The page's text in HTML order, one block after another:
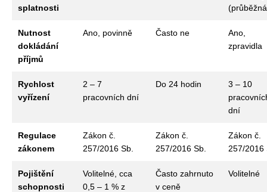
splatnosti
Nutnost
dokládání
příjmů
Ano, povinně Často ne
Ano,
zpravidla
Rychlost
vyřízení
2 – 7
pracovních dní
Do 24 hodin
3 – 10
dní
Regulace
zákonem
Zákon č.
257/2016 Sb.
Zákon č.
257/2016 Sb.
Zákon č.
257/2016
Pojištění
schopnosti
Volitelné, cca
0,5 – 1 % z
Často zahrnuto
v ceně
Volitelné